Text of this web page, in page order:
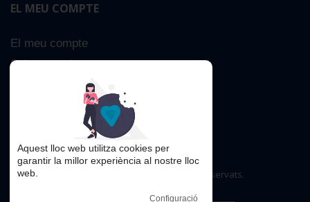
EL MEU COMPTE
El meu compte
Sobre nosaltres
Cerca Avançada
Copyright © 2016. Tots els drets reservats.
Aquest lloc web utilitza cookies per
garantir la millor experiència al nostre lloc
web.
Configuració